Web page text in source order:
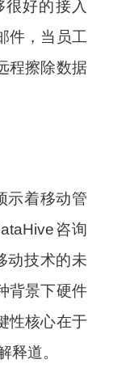
很好的接入
件，当员工
程擦除数据
示着移动管
咨询
动技术的未
背景下硬件
性核心在于
释道。